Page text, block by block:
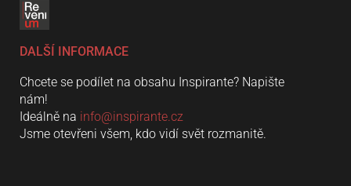
DALŠÍ INFORMACE
Chcete se podílet na obsahu Inspirante? Napište
nám!
Ideálně na info@inspirante.cz
Jsme otevřeni všem, kdo vidí svět rozmanitě.